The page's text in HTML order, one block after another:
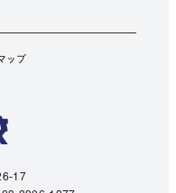
ップ
17